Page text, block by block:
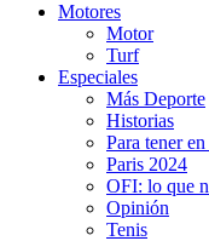
Motores
Motor
Turf
Especiales
Más Deporte
Historias
Para tener
Paris 2024
OFI: lo que
Opinión
Tenis